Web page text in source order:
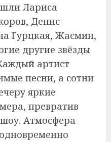
Лариса
Денис
Гурцкая, Жасмин,
другие звёзды
артист
песни, а сотни
яркие
превратив
Атмосфера